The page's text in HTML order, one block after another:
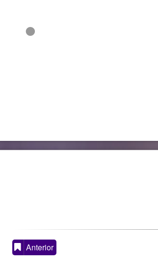
Anterior